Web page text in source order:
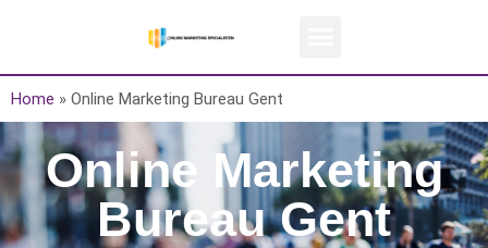
Home » Online Marketing Bureau Gent
Online Marketing
Bureau Gent